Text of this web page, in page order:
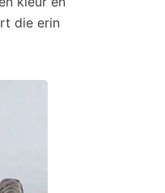
die erin